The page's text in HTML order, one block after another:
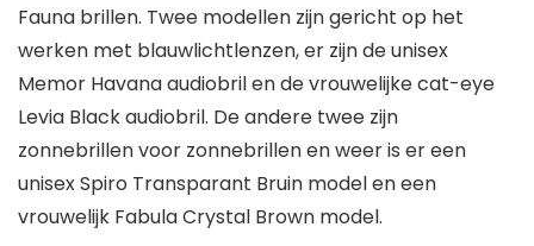
Fauna brillen. Twee modellen zijn gericht op het
werken met blauwlichtlenzen, er zijn de unisex
Memor Havana audiobril en de vrouwelijke cat-eye
Levia Black audiobril. De andere twee zijn
zonnebrillen voor zonnebrillen en weer is er een
unisex Spiro Transparant Bruin model en een
vrouwelijk Fabula Crystal Brown model.